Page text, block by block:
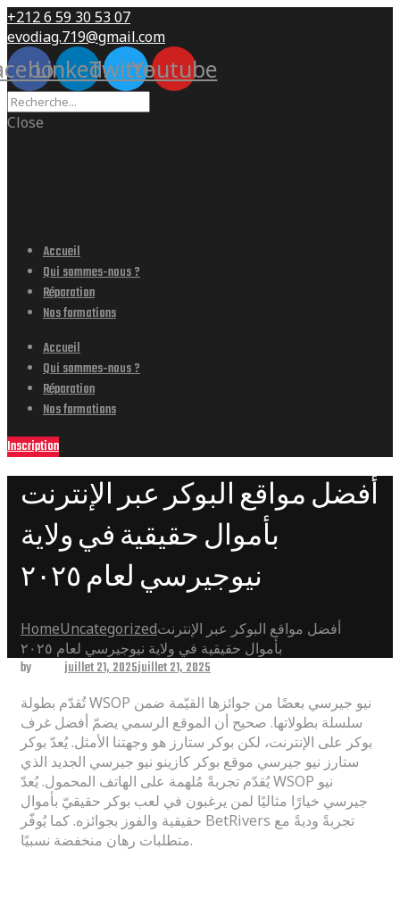
+212 6 59 30 53 07
evodiag.719@gmail.com
LinkedinTwitterYoutube
Close
Accueil
Qui sommes-nous ?
Réparation
Nos formations
Accueil
Qui sommes-nous ?
Réparation
Nos formations
Inscription
أفضل مواقع البوكر عبر الإنترنت
بأموال حقيقية في ولاية
نيوجيرسي لعام ٢٠٢٥
HomeUncategorizedأفضل مواقع البوكر عبر الإنترنت
بأموال حقيقية في ولاية نيوجيرسي لعام ٢٠٢٥
by juillet 21, 2025juillet 21, 2025
تُقدّم بطولة WSOP نيو جيرسي بعضًا من جوائزها القيّمة ضمن
سلسلة بطولاتها. صحيح أن الموقع الرسمي يضمّ أفضل غرف
بوكر على الإنترنت، لكن بوكر ستارز هو وجهتنا الأمثل. يُعدّ بوكر
ستارز نيو جيرسي موقع بوكر كازينو نيو جيرسي الجديد الذي
يُقدّم تجربةً مُلهمة على الهاتف المحمول. يُعدّ WSOP نيو
جيرسي خيارًا مثاليًا لمن يرغبون في لعب بوكر حقيقيّ بأموال
حقيقية والفوز بجوائزه.كما يُوفّر BetRivers تجربةً وديةً مع
متطلبات رهان منخفضة نسبيًا.